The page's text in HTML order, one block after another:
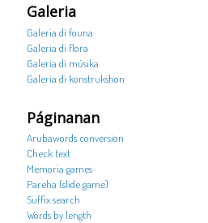
Galeria
Galeria di founa
Galeria di flora
Galeria di músika
Galeria di konstrukshon
Páginanan
Arubawords conversion
Check text
Memoria games
Pareha (slide game)
Suffix search
Words by length